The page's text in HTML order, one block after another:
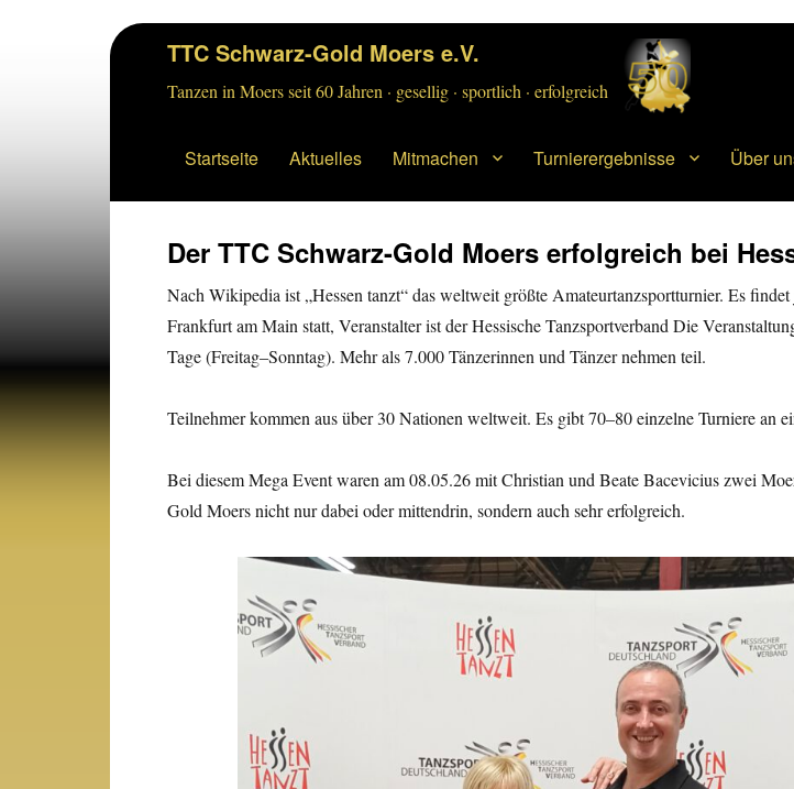
TTC Schwarz-Gold Moers e.V.
Tanzen in Moers seit 60 Jahren · gesellig · sportlich · erfolgreich
Startseite Aktuelles Mitmachen Turnierergebnisse Über
Der TTC Schwarz-Gold Moers erfolgreich bei
Nach Wikipedia ist „Hessen tanzt“ das weltweit größte Amateurtanzsportturnier. Es
Frankfurt am Main statt, Veranstalter ist der Hessische Tanzsportverband Die
Tage (Freitag–Sonntag). Mehr als 7.000 Tänzerinnen und Tänzer nehmen teil.
Teilnehmer kommen aus über 30 Nationen weltweit. Es gibt 70–80 einzelne Turniere an
Bei diesem Mega Event waren am 08.05.26 mit Christian und Beate Bacevicius zwei
Gold Moers nicht nur dabei oder mittendrin, sondern auch sehr erfolgreich.